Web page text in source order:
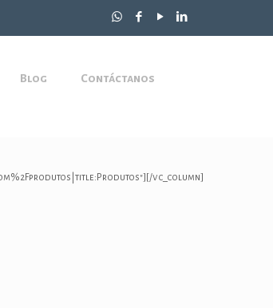
Blog Contáctanos
vc_column]